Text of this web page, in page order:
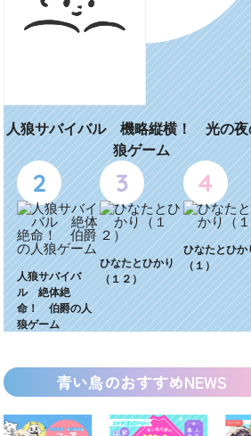
人狼サバイバル 機略縦横！ 光の夜
狼ゲーム
2
人狼サバイバ
ル 絶体絶
命！ 伯爵の人
狼ゲーム
3
ひなたとひかり
（１２）
4
ひなたとひか
（１）
青い鳥のおすすめNEWS